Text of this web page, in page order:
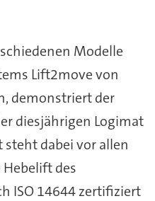
Modelle
Lift2move von
demonstriert der
diesjährigen Logimat
dabei vor allen
des
ISO 14644 zertifiziert